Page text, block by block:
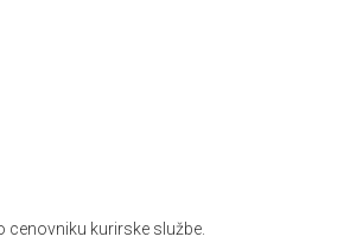
cenovniku kurirske službe.